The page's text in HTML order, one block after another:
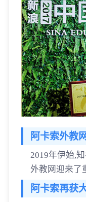
阿卡索外教
2019年伊始,
外教网迎来了
阿卡索再获